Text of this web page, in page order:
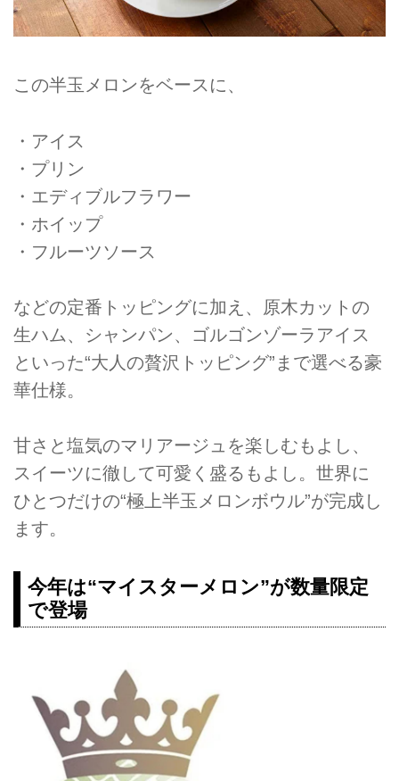
この半玉メロンをベースに、
・アイス
・プリン
・エディブルフラワー
・ホイップ
・フルーツソース
などの定番トッピングに加え、原木カットの
生ハム、シャンパン、ゴルゴンゾーラアイス
といった“大人の贅沢トッピング”まで選べる豪
華仕様。
甘さと塩気のマリアージュを楽しむもよし、
スイーツに徹して可愛く盛るもよし。世界に
ひとつだけの“極上半玉メロンボウル”が完成し
ます。
今年は“マイスターメロン”が数量限定
で登場